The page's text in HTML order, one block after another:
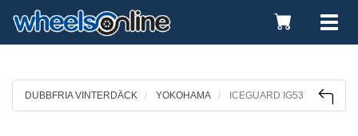
Toggle
Cart
DUBBFRIA VINTERDÄCK YOKOHAMA ICEGUARD IG53